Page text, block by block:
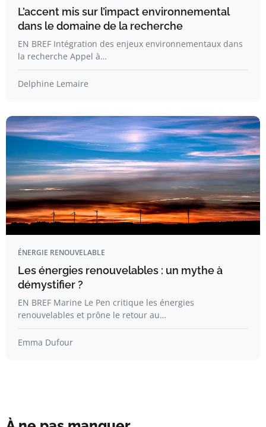
L’accent mis sur l’impact environnemental
dans le domaine de la recherche
EN BREF Intégration des enjeux environnementaux dans
la recherche Appel à…
Delphine Lemaire
ÉNERGIE RENOUVELABLE
Les énergies renouvelables : un mythe à
démystifier ?
EN BREF Marine Le Pen critique les énergies
renouvelables et prône le retour au…
Emma Dufour